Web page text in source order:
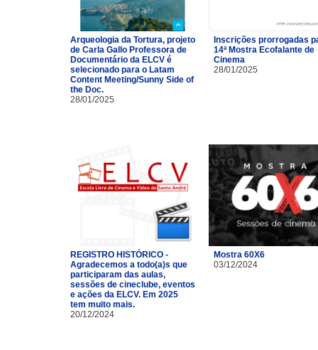
Arqueologia da Tortura, projeto
de Carla Gallo Professora de
Documentário da ELCV é
selecionado para o Latam
Content Meeting/Sunny Side of
the Doc.
28/01/2025
Inscrições prorrogadas
14ª Mostra Ecofalante de
Cinema
28/01/2025
REGISTRO HISTÓRICO -
Agradecemos a todo(a)s que
participaram das aulas,
sessões de cineclube, eventos
e ações da ELCV. Em 2025
tem muito mais.
20/12/2024
Mostra 60X6
03/12/2024